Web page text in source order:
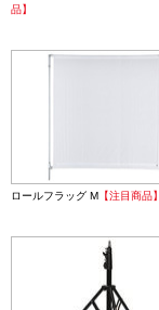
品】
ロールフラッグ M 【注目商品】